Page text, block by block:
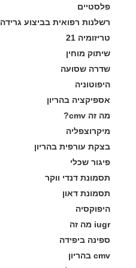
פלסטיים
רשלנות רפואית בביצוע גרידה
טריזומיה 21
שיתוק מוחין
שדרה שסועה
היפוטוניה
אספיקציה בהריון
מה זה cmv?
מיקרוצפליה
בצקת עורפית בהריון
פיגור שכלי
תסמונת דנדי ווקר
תסמונת דאון
היפוקסיה
iugr מה זה
ספינה ביפידה
cmv בהריון